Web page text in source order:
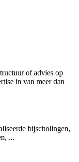
of advies op
in van meer dan
bijscholingen,
...